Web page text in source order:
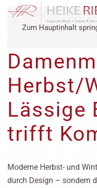
Zum Hauptinhalt
Herbst/
Lässige
trifft
Moderne Herbst- und
durch Design – sondern